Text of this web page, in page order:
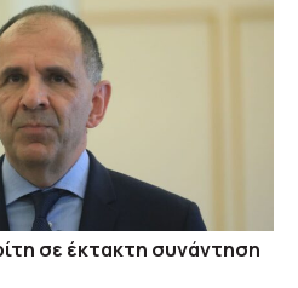
σε έκτακτη συνάντηση